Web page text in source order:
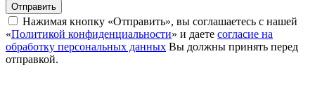
Отправить
Нажимая кнопку «Отправить», вы соглашаетесь с нашей
«Политикой конфиденциальности» и даете согласие на
обработку персональных данных Вы должны принять перед
отправкой.